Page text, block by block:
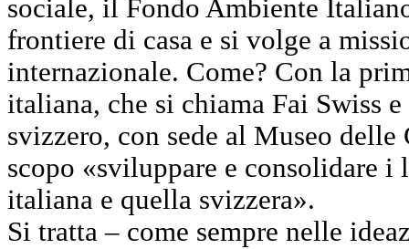
sociale, il Fondo Ambiente
frontiere di casa e si volge a
internazionale. Come? Con la
italiana, che si chiama Fai Swiss
svizzero, con sede al Museo
scopo «sviluppare e consolidare i
italiana e quella svizzera».
Si tratta – come sempre nelle